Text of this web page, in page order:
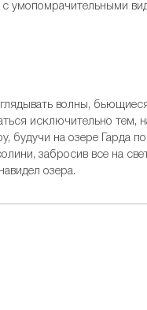
с умопомрачительными
волны,
исключительно тем,
будучи на озере Гарда
забросив все на
озера.